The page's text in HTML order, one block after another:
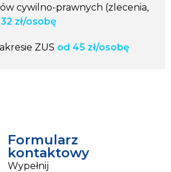
cywilno-prawnych (zlecenia,
zł/osobę
ZUS od 45 zł/osobę
Formularz
kontaktowy
Wypełnij